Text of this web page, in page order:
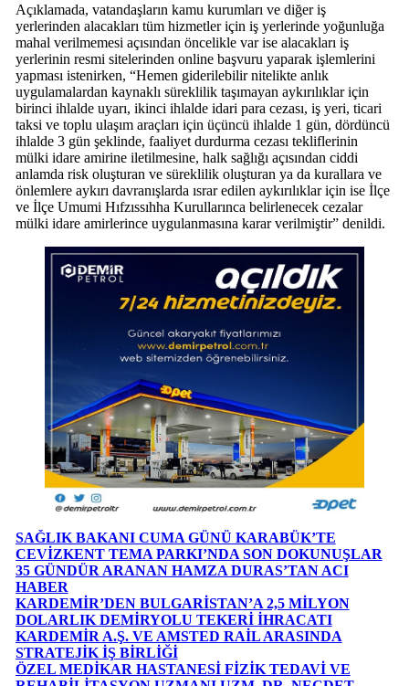
Açıklamada, vatandaşların kamu kurumları ve diğer iş
yerlerinden alacakları tüm hizmetler için iş yerlerinde yoğunluğa
mahal verilmemesi açısından öncelikle var ise alacakları iş
yerlerinin resmi sitelerinden online başvuru yaparak işlemlerini
yapması istenirken, “Hemen giderilebilir nitelikte anlık
uygulamalardan kaynaklı süreklilik taşımayan aykırılıklar için
birinci ihlalde uyarı, ikinci ihlalde idari para cezası, iş yeri, ticari
taksi ve toplu ulaşım araçları için üçüncü ihlalde 1 gün, dördüncü
ihlalde 3 gün şeklinde, faaliyet durdurma cezası tekliflerinin
mülki idare amirine iletilmesine, halk sağlığı açısından ciddi
anlamda risk oluşturan ve süreklilik oluşturan ya da kurallara ve
önlemlere aykırı davranışlarda ısrar edilen aykırılıklar için ise İlçe
ve İlçe Umumi Hıfzıssıhha Kurullarınca belirlenecek cezalar
mülki idare amirlerince uygulanmasına karar verilmiştir” denildi.
SAĞLIK BAKANI CUMA GÜNÜ KARABÜK’TE
CEVİZKENT TEMA PARKI’NDA SON DOKUNUŞLAR
35 GÜNDÜR ARANAN HAMZA DURAS’TAN ACI
HABER
KARDEMİR’DEN BULGARİSTAN’A 2,5 MİLYON
DOLARLIK DEMİRYOLU TEKERİ İHRACATI
KARDEMİR A.Ş. VE AMSTED RAİL ARASINDA
STRATEJİK İŞ BİRLİĞİ
ÖZEL MEDİKAR HASTANESİ FİZİK TEDAVİ VE